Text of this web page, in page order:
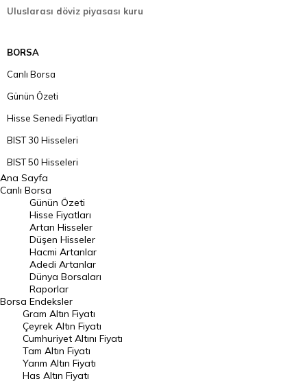
Uluslarası döviz piyasası kuru
BORSA
Canlı Borsa
Günün Özeti
Hisse Senedi Fiyatları
BIST 30 Hisseleri
BIST 50 Hisseleri
BIST 100 Hisseleri
En Çok Artan Hisseler
En Çok Düşen Hisseler
Hacmi Artanlar
Geçmiş Kapanışlar
Dünya Borsaları
Raporlar
Endeksler
DÖVİZ
Ana Sayfa
Canlı Borsa
Borsa
Günün Özeti
Hisse Fiyatları
Artan Hisseler
Düşen Hisseler
Hacmi Artanlar
Adedi Artanlar
Dünya Borsaları
Raporlar
Endeksler
Gram Altın Fiyatı
Çeyrek Altın Fiyatı
Cumhuriyet Altını Fiyatı
Tam Altın Fiyatı
Yarım Altın Fiyatı
Has Altın Fiyatı